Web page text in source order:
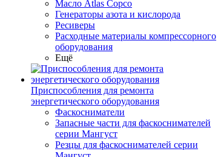
Масло Atlas Copco
Генераторы азота и кислорода
Ресиверы
Расходные материалы компрессорного
оборудования
Ещё
Приспособления для ремонта
энергетического оборудования
Фаскосниматели
Запасные части для фаскоснимателей
серии Мангуст
Резцы для фаскоснимателей серии